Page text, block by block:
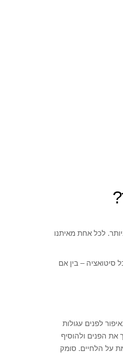
לכל אחת מאיתנו
סיטואציה – בין אם
לפנים עגולות
את הפנים ולהוסיף
על הלחיים. סומק